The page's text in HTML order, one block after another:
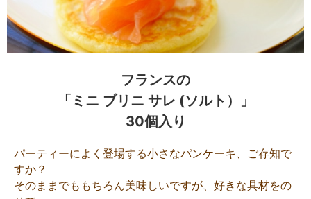
フランスの
「ミニ ブリニ サレ (ソルト）」
30個入り
パーティーによく登場する小さなパンケーキ、ご存知で
すか？
そのままでももちろん美味しいですが、好きな具材をの